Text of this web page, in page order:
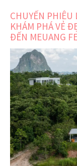
CHUYẾN PHIÊU
KHÁM PHÁ VẺ
ĐẾN MEUANG